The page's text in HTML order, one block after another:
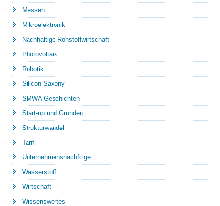
Messen
Mikroelektronik
Nachhaltige Rohstoffwirtschaft
Photovoltaik
Robotik
Silicon Saxony
SMWA Geschichten
Start-up und Gründen
Strukturwandel
Tarif
Unternehmensnachfolge
Wasserstoff
Wirtschaft
Wissenswertes